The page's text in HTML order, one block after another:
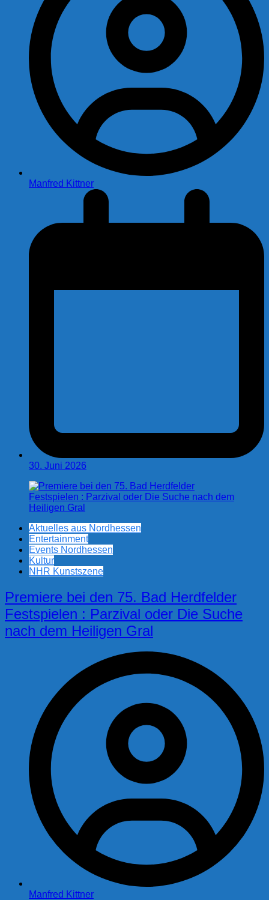
Manfred Kittner
30. Juni 2026
Aktuelles aus Nordhessen
Entertainment
Events Nordhessen
Kultur
NHR Kunstszene
Premiere bei den 75. Bad Herdfelder
Festspielen : Parzival oder Die Suche
nach dem Heiligen Gral
Manfred Kittner